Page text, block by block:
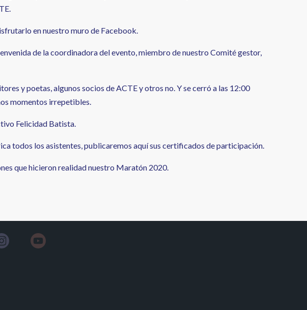
en nuestro muro de Facebook.
de la coordinadora del evento, miembro de nuestro Comité gestor,
y poetas, algunos socios de ACTE y otros no. Y se cerró a las 12:00
momentos irrepetibles.
Felicidad Batista.
todos los asistentes, publicaremos aquí sus certificados de participación.
que hicieron realidad nuestro Maratón 2020.